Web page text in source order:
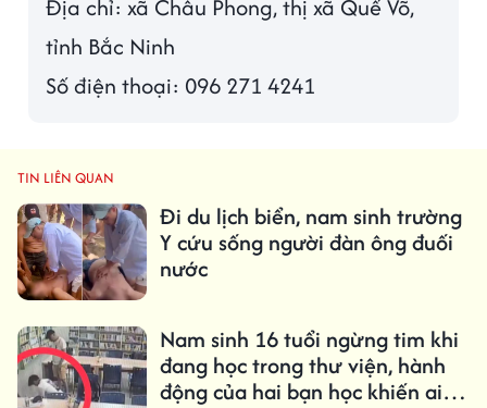
Địa chỉ: xã Châu Phong, thị xã Quế Võ,
tỉnh Bắc Ninh
Số điện thoại: 096 271 4241
TIN LIÊN QUAN
Đi du lịch biển, nam sinh trường
Y cứu sống người đàn ông đuối
nước
Nam sinh 16 tuổi ngừng tim khi
đang học trong thư viện, hành
động của hai bạn học khiến ai